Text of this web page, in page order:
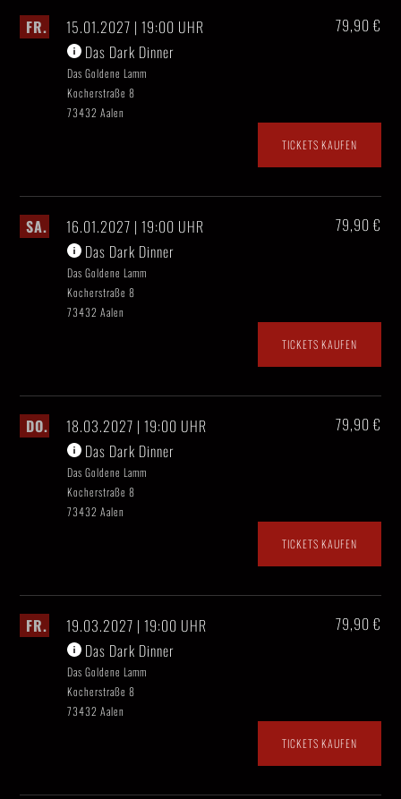
FR.
15.01.2027 | 19:00 UHR
Das Dark Dinner
Das Goldene Lamm
Kocherstraße 8
73432 Aalen
79,90 €
TICKETS KAUFEN
SA.
16.01.2027 | 19:00 UHR
Das Dark Dinner
Das Goldene Lamm
Kocherstraße 8
73432 Aalen
79,90 €
TICKETS KAUFEN
DO.
18.03.2027 | 19:00 UHR
Das Dark Dinner
Das Goldene Lamm
Kocherstraße 8
73432 Aalen
79,90 €
TICKETS KAUFEN
FR.
19.03.2027 | 19:00 UHR
Das Dark Dinner
Das Goldene Lamm
Kocherstraße 8
73432 Aalen
79,90 €
TICKETS KAUFEN